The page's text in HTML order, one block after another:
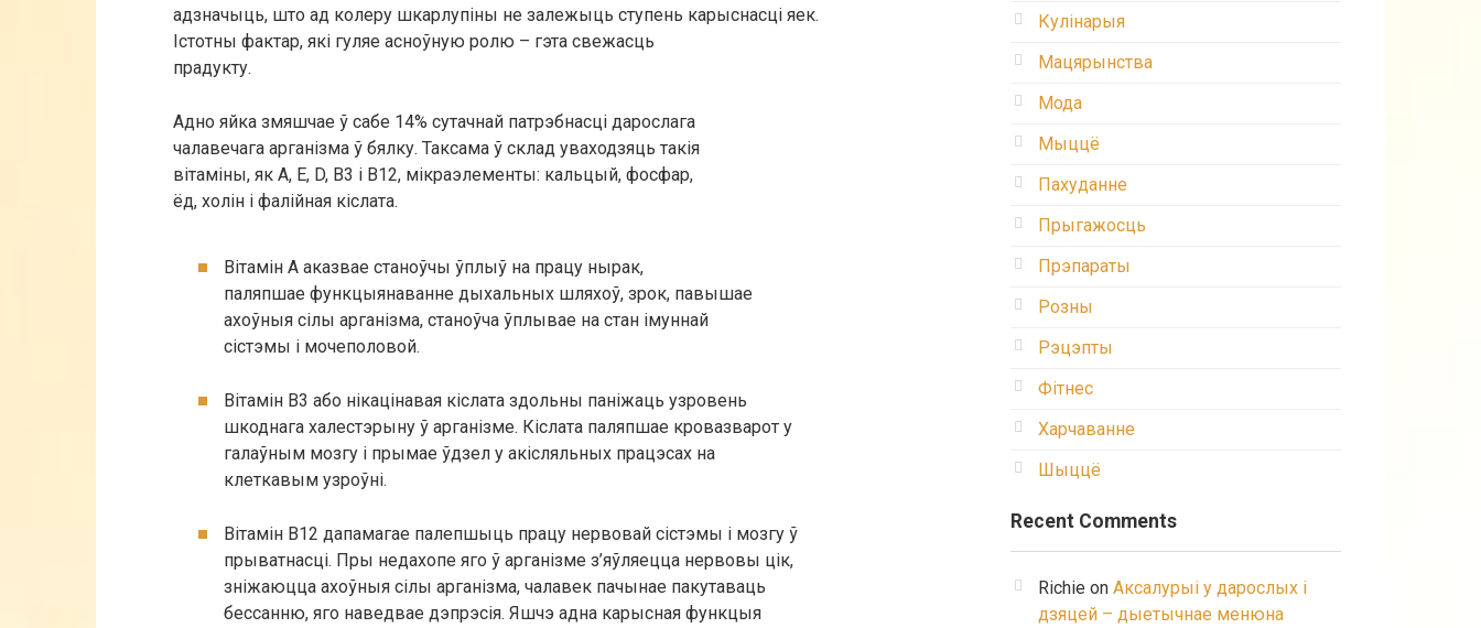
адзначыць, што ад колеру шкарлупіны не залежыць ступень карыснасці яек.
Істотны фактар, які гуляе асноўную ролю – гэта свежасць
прадукту.
Адно яйка змяшчае ў сабе 14% сутачнай патрэбнасці дарослага
чалавечага арганізма ў бялку. Таксама ў склад уваходзяць такія
вітаміны, як А, Е, D, В3 і В12, мікраэлементы: кальцый, фосфар,
ёд, холін і фалійная кіслата.
Вітамін А аказвае станоўчы ўплыў на працу нырак,
паляпшае функцыянаванне дыхальных шляхоў, зрок, павышае
ахоўныя сілы арганізма, станоўча ўплывае на стан імуннай
сістэмы і мочеполовой.
Вітамін B3 або нікацінавая кіслата здольны паніжаць узровень
шкоднага халестэрыну ў арганізме. Кіслата паляпшае кровазварот у
галаўным мозгу і прымае ўдзел у акісляльных працэсах на
клеткавым узроўні.
Вітамін B12 дапамагае палепшыць працу нервовай сістэмы і мозгу ў
прыватнасці. Пры недахопе яго ў арганізме з’яўляецца нервовы цік,
зніжаюцца ахоўныя сілы арганізма, чалавек пачынае пакутаваць
бессанню, яго наведвае дэпрэсія. Яшчэ адна карысная функцыя
Кулінарыя
Мацярынства
Мода
Мыццё
Пахуданне
Прыгажосць
Прэпараты
Розны
Рэцэпты
Фітнес
Харчаванне
Шыццё
Recent Comments
Richie on Аксалурыі у дарослых і
дзяцей – дыетычнае менюна